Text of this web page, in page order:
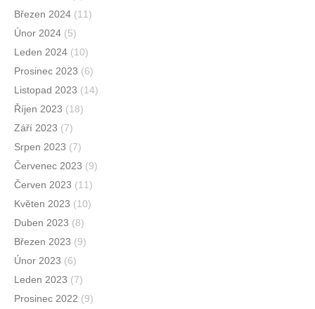
Březen 2024 (11)
Únor 2024 (5)
Leden 2024 (10)
Prosinec 2023 (6)
Listopad 2023 (14)
Říjen 2023 (18)
Září 2023 (7)
Srpen 2023 (7)
Červenec 2023 (9)
Červen 2023 (11)
Květen 2023 (10)
Duben 2023 (8)
Březen 2023 (9)
Únor 2023 (6)
Leden 2023 (7)
Prosinec 2022 (9)